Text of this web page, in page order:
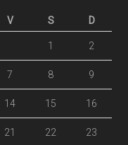
V S D
1 2
7 8 9
14 15 16
21 22 23